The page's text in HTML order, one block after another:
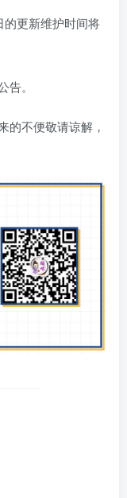
更新维护时间将
。
不便敬请谅解，